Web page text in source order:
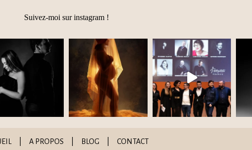
Suivez-moi sur instagram !
A PROPOS BLOG CONTACT